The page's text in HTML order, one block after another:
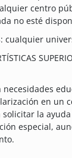
centro
no esté
cualquier
necesidades
en un
la
especial,